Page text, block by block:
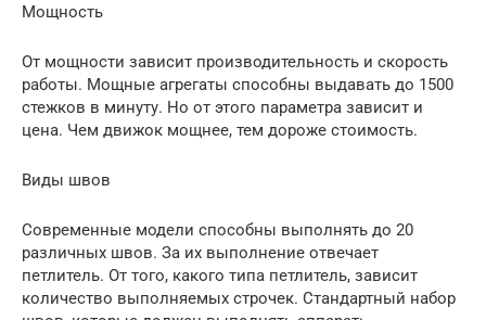
Мощность
От мощности зависит производительность и скорость
работы. Мощные агрегаты способны выдавать до 1500
стежков в минуту. Но от этого параметра зависит и
цена. Чем движок мощнее, тем дороже стоимость.
Виды швов
Современные модели способны выполнять до 20
различных швов. За их выполнение отвечает
петлитель. От того, какого типа петлитель, зависит
количество выполняемых строчек. Стандартный набор